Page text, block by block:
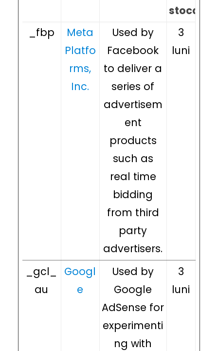
stocare
_fbp
Meta
Platfo
rms,
Inc.
Used by
Facebook
to deliver a
series of
advertisem
ent
products
such as
real time
bidding
from third
party
advertisers.
3
luni
_gcl_
au
Googl
e
Used by
Google
AdSense for
experimenti
ng with
3
luni